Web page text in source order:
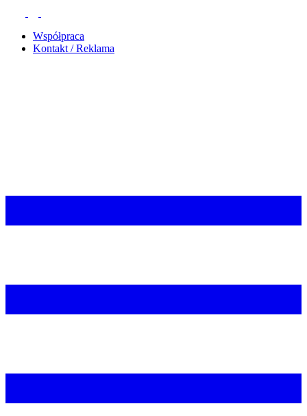
Współpraca
Kontakt / Reklama